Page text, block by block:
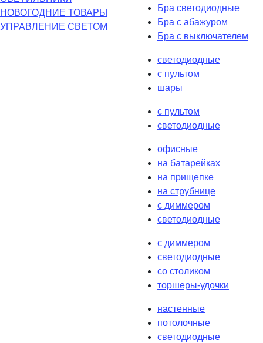
НОВОГОДНИЕ ТОВАРЫ
УПРАВЛЕНИЕ СВЕТОМ
Бра светодиодные
Бра с абажуром
Бра с выключателем
светодиодные
с пультом
шары
с пультом
светодиодные
офисные
на батарейках
на прищепке
на струбнице
с диммером
светодиодные
с диммером
светодиодные
со столиком
торшеры-удочки
настенные
потолочные
светодиодные